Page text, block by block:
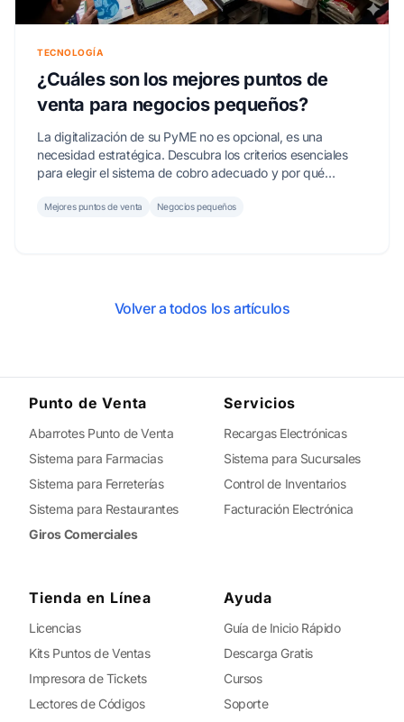
TECNOLOGÍA
¿Cuáles son los mejores puntos de
venta para negocios pequeños?
La digitalización de su PyME no es opcional, es una
necesidad estratégica. Descubra los criterios esenciales
para elegir el sistema de cobro adecuado y por qué
para competir y crecer.
Mejores puntos de venta Negocios pequeños
Volver a todos los artículos
Punto de Venta
Abarrotes Punto de Venta
Sistema para Farmacias
Sistema para Ferreterías
Sistema para Restaurantes
Giros Comerciales
Servicios
Recargas Electrónicas
Sistema para Sucursales
Control de Inventarios
Facturación Electrónica
Tienda en Línea
Licencias
Kits Puntos de Ventas
Impresora de Tickets
Lectores de Códigos
Ayuda
Guía de Inicio Rápido
Descarga Gratis
Cursos
Soporte